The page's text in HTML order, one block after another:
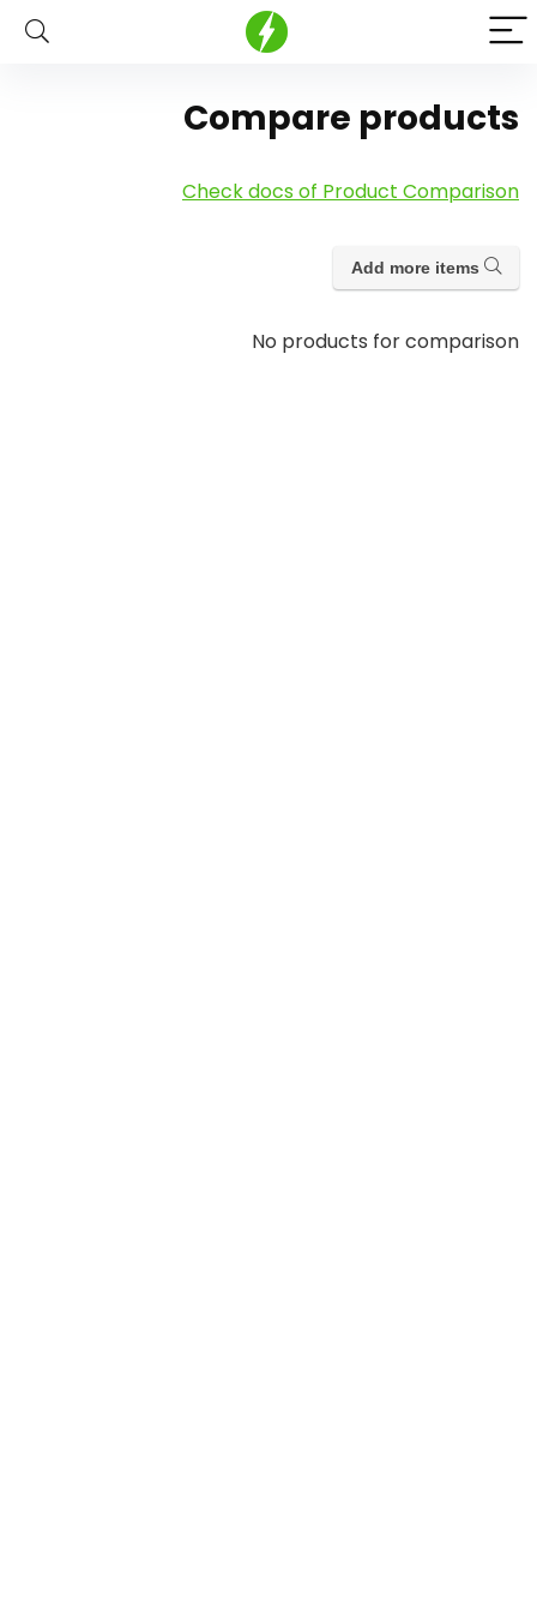
Compare products
Check docs of Product Comparison
No products for comparison